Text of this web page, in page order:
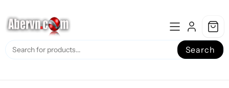
to
content
Search